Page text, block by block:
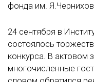
фонда им.
24 сентября в
состоялось
конкурса. В актовом
многочисленные